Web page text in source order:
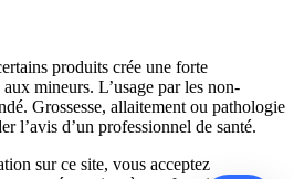
produits crée une forte
mineurs. L’usage par les non-
Grossesse, allaitement ou pathologie
l’avis d’un professionnel de santé.
sur ce site, vous acceptez